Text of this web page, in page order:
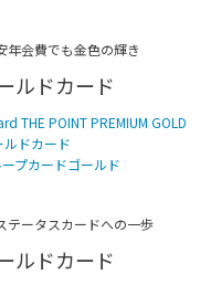
年会費でも金色の輝き
ルドカード
THE POINT PREMIUM GOLD
ドカード
プカードゴールド
テータスカードへの一歩
ルドカード